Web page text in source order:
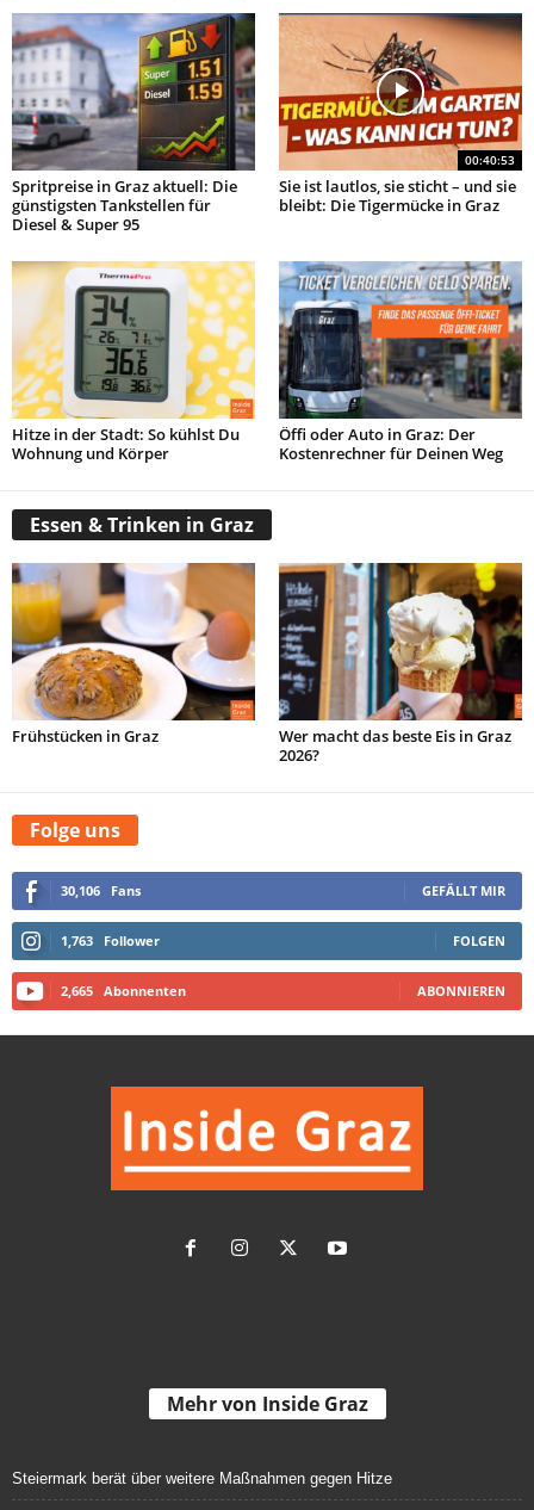
Spritpreise in Graz aktuell: Die
günstigsten Tankstellen für
Diesel & Super 95
00:40:53
Sie ist lautlos, sie sticht – und sie
bleibt: Die Tigermücke in Graz
Hitze in der Stadt: So kühlst Du
Wohnung und Körper
Öffi oder Auto in Graz: Der
Kostenrechner für Deinen Weg
Essen & Trinken in Graz
Frühstücken in Graz
Wer macht das beste Eis in Graz
2026?
Folge uns
30,106 Fans GEFÄLLT MIR
1,763 Follower FOLGEN
2,665 Abonnenten ABONNIEREN
Mehr von Inside Graz
Steiermark berät über weitere Maßnahmen gegen Hitze